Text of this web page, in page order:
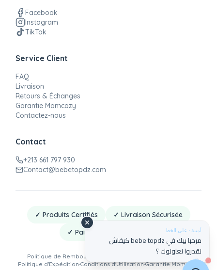
أمينة · على الخط
مرحبا بيك في bebe topdz كيفاش
نقدروا نعاونوك ؟
Facebook
Instagram
TikTok
Service Client
FAQ
Livraison
Retours & Échanges
Garantie Momcozy
Contactez-nous
Contact
+213 661 797 930
Contact@bebetopdz.com
✓ Produits Certifiés
✓ Livraison Sécurisée
✓ Paiement à la Livraison
Politique de Remboursement Politique de Confidentialité·
Politique d'Expédition·Conditions d'Utilisation·Garantie Momcozy